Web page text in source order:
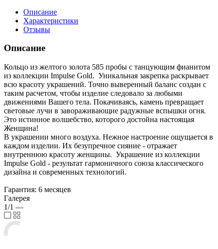
Описание
Характеристики
Отзывы
Описание
Кольцо из желтого золота 585 пробы с танцующим фианитом
из коллекции Impulse Gold. Уникальная закрепка раскрывает
всю красоту украшений. Точно выверенный баланс создан с
таким расчетом, чтобы изделие следовало за любыми
движениями Вашего тела. Покачиваясь, камень превращает
световые лучи в завораживающие радужные вспышки огня.
Это истинное волшебство, которого достойна настоящая
Женщина!
В украшении много воздуха. Нежное настроение ощущается в
каждом изделии. Их безупречное сияние - отражает
внутреннюю красоту женщины. Украшение из коллекции
Impulse Gold - результат гармоничного союза классического
дизайна и современных технологий.
Гарантия: 6 месяцев
Галерея
1/1 —